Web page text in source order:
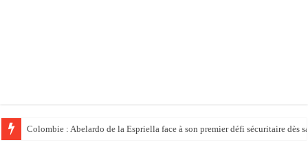
Colombie : Abelardo de la Espriella face à son premier défi sécuritaire dès